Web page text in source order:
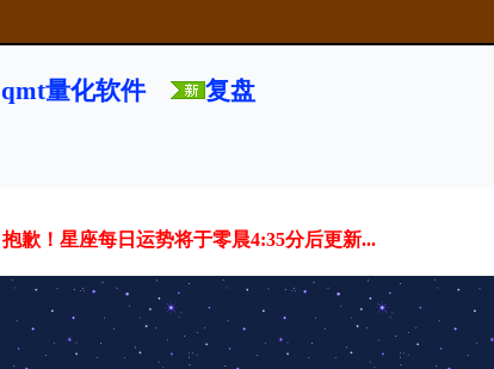
qmt量化软件 复盘
抱歉！星座每日运势将于零晨4:35分后更新...